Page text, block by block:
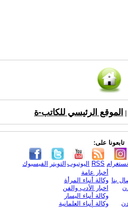
الموقع الرئيسي للكاتب-ة
تابعونا على:
الفيسبوك التويتر اليوتيوب RSS
بنا
أخبار عامة
وكالة أنباء المرأة
اخبار الأدب والفن
وكالة أنباء اليسار
وكالة أنباء العلمانية